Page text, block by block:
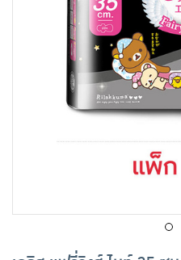
เครื่องดื่มและผงชงดื่ม
เครื่องปรุงรสและของแห้ง
ขนมขบเคี้ยว และช็อคโกแลต
พระเครื่อง test pop